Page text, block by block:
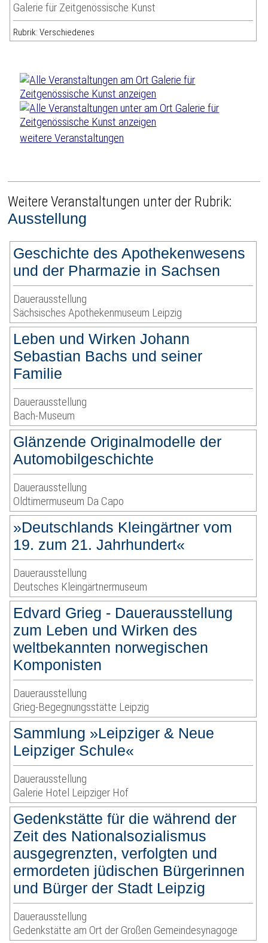
Galerie für Zeitgenössische Kunst
Rubrik: Verschiedenes
weitere Veranstaltungen
Weitere Veranstaltungen unter der Rubrik:
Ausstellung
Geschichte des Apothekenwesens
und der Pharmazie in Sachsen
Dauerausstellung
Sächsisches Apothekenmuseum Leipzig
Leben und Wirken Johann
Sebastian Bachs und seiner
Familie
Dauerausstellung
Bach-Museum
Glänzende Originalmodelle der
Automobilgeschichte
Dauerausstellung
Oldtimermuseum Da Capo
»Deutschlands Kleingärtner vom
19. zum 21. Jahrhundert«
Dauerausstellung
Deutsches Kleingärtnermuseum
Edvard Grieg - Dauerausstellung
zum Leben und Wirken des
weltbekannten norwegischen
Komponisten
Dauerausstellung
Grieg-Begegnungsstätte Leipzig
Sammlung »Leipziger & Neue
Leipziger Schule«
Dauerausstellung
Galerie Hotel Leipziger Hof
Gedenkstätte für die während der
Zeit des Nationalsozialismus
ausgegrenzten, verfolgten und
ermordeten jüdischen Bürgerinnen
und Bürger der Stadt Leipzig
Dauerausstellung
Gedenkstätte am Ort der Großen Gemeindesynagoge